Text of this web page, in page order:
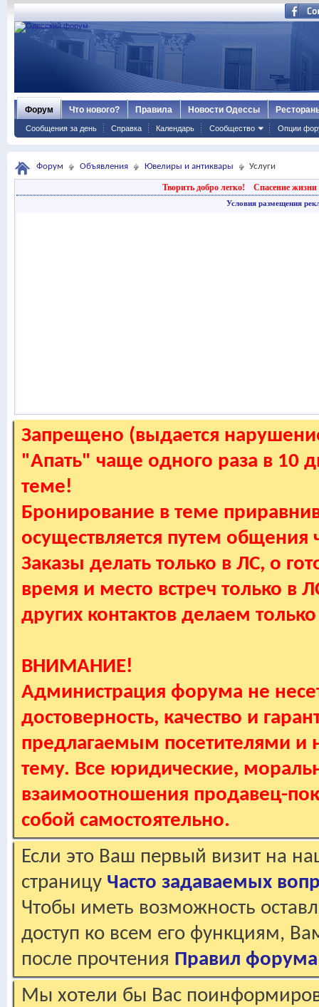
Форум
Сообщения за день Справка Календарь Сообщество Опции
Что нового? Правила Новости Одессы
Форум Объявления Ювелиры и антиквары Услуги
Творить добро легко! Спасение жизни
Условия размещения
Запрещено (выдается
"Апать" чаще одного раза в 10
теме!
Бронирование в теме
осуществляется путем
Заказы делать только в ЛС, о
время и место встреч только в
других контактов делаем
ВНИМАНИЕ!
Администрация форума не
достоверность, качество и
предлагаемым посетителями и
тему. Все юридические,
взаимоотношения продавец-
собой самостоятельно.
Если это Ваш первый визит на
страницу Часто задаваемых
Чтобы иметь возможность
доступ ко всем его функциям,
после прочтения Правил форума
Мы хотели бы Вас